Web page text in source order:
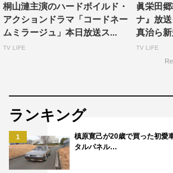
プ」連載中）
脚本：金沢達也
企画・プロデュース：清水一幸
制作協力：FILM
制作著作：フジテレビ
第1期配信ページ：
https://fod.fujitv.co.jp/s/genre/drama/
桐山漣主演のハードボイルド・
アクションドラマ「コードネー
ムミラージュ」本日放送ス...
TV LIFE
眞栄田
ナ』放
真治ら
TV LIFE
ランキング
1
槙原寛己が20歳で買った初愛
タルパネル…